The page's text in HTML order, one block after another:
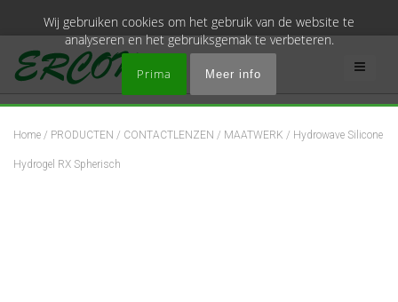
Wij gebruiken cookies om het gebruik van de website te
analyseren en het gebruiksgemak te verbeteren.
Prima Meer info
Home / PRODUCTEN / CONTACTLENZEN / MAATWERK / Hydrowave Silicone
Hydrogel RX Spherisch